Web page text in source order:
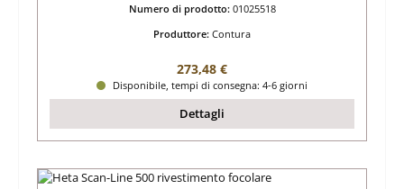
Numero di prodotto: 01025518
Produttore: Contura
Prezzo normale:
273,48 €
Disponibile, tempi di consegna: 4-6 giorni
Dettagli